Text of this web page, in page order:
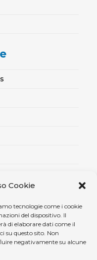
Cookie
tecnologie come i cookie
del dispositivo. Il
di elaborare dati come il
su questo sito. Non
negativamente su alcune